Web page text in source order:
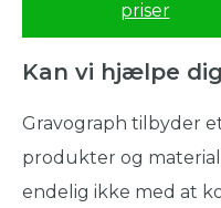
priser
Kan vi hjælpe
Gravograph tilbyder
produkter og
endelig ikke med at